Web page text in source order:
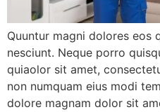
Quuntur magni dolores eos
nesciunt. Neque porro
quiaolor sit amet,
non numquam eius modi
dolore magnam dolor sit